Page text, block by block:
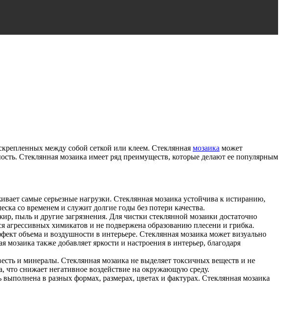
между собой сеткой или клеем. Стеклянная мозаика может
Стеклянная мозаика имеет ряд преимуществ, которые делают ее популярным
самые серьезные нагрузки. Стеклянная мозаика устойчива к истиранию,
со временем и служит долгие годы без потери качества.
пыль и другие загрязнения. Для чистки стеклянной мозаики достаточно
химикатов и не подвержена образованию плесени и грибка.
объема и воздушности в интерьере. Стеклянная мозаика может визуально
также добавляет яркости и настроения в интерьер, благодаря
и минералы. Стеклянная мозаика не выделяет токсичных веществ и не
что снижает негативное воздействие на окружающую среду.
в разных формах, размерах, цветах и фактурах. Стеклянная мозаика